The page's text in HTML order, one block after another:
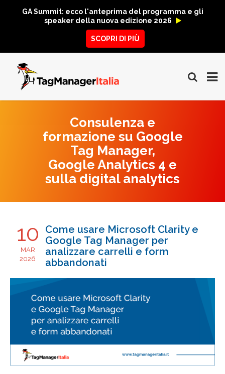
GA Summit: ecco l'anteprima del programma e gli
speaker della nuova edizione 2026
SCOPRI DI PIÙ
Consulenza e
formazione su Google
Tag Manager,
Google Analytics 4 e
sulla digital analytics
10
MAR
2026
Come usare Microsoft Clarity e
Google Tag Manager per
analizzare carrelli e form
abbandonati